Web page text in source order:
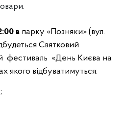
в парку «Позняки» (вул.
Святковий
фестиваль «День Києва на
якого відбуватимуться: